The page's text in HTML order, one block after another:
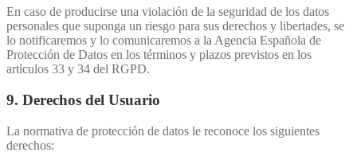
En caso de producirse una violación de la seguridad de los datos
personales que suponga un riesgo para sus derechos y libertades, se
lo notificaremos y lo comunicaremos a la Agencia Española de
Protección de Datos en los términos y plazos previstos en los
artículos 33 y 34 del RGPD.
9. Derechos del Usuario
La normativa de protección de datos le reconoce los siguientes
derechos: